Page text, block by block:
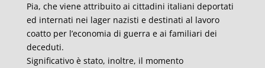
Pia, che viene attribuito ai cittadini italiani deportati
ed internati nei lager nazisti e destinati al lavoro
coatto per l’economia di guerra e ai familiari dei
deceduti.
Significativo è stato, inoltre, il momento